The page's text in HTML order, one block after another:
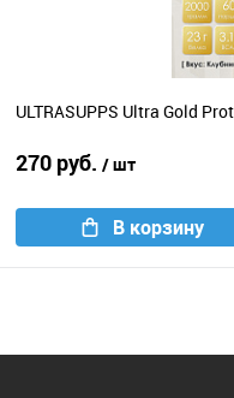
ULTRASUPPS Ultra Gold
270 руб. / шт
В корзину